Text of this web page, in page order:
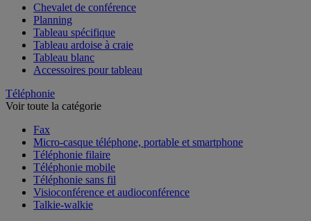
Chevalet de conférence
Planning
Tableau spécifique
Tableau ardoise à craie
Tableau blanc
Accessoires pour tableau
Téléphonie
Voir toute la catégorie
Fax
Micro-casque téléphone, portable et smartphone
Téléphonie filaire
Téléphonie mobile
Téléphonie sans fil
Visioconférence et audioconférence
Talkie-walkie